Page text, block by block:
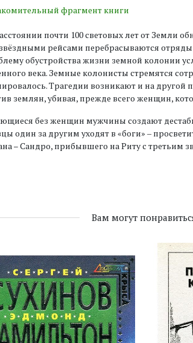
фрагмент книги
почти 100 световых лет от Земли
рейсами перебрасываются
обустройства жизни земной колонии
века. Земные колонисты стремятся
Трагедии возникают и на другой
землян, убивая, прежде всего женщин,
без женщин мужчины создают
один за другим уходят в «боги» ‒
– Сандро, прибывшего на Риту с третьим
Вам могут